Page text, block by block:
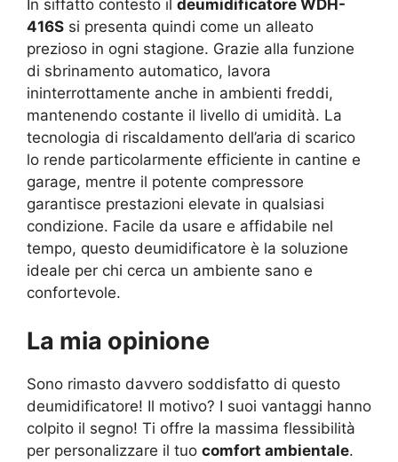
In siffatto contesto il deumidificatore WDH-
416S si presenta quindi come un alleato
prezioso in ogni stagione. Grazie alla funzione
di sbrinamento automatico, lavora
ininterrottamente anche in ambienti freddi,
mantenendo costante il livello di umidità. La
tecnologia di riscaldamento dell’aria di scarico
lo rende particolarmente efficiente in cantine e
garage, mentre il potente compressore
garantisce prestazioni elevate in qualsiasi
condizione. Facile da usare e affidabile nel
tempo, questo deumidificatore è la soluzione
ideale per chi cerca un ambiente sano e
confortevole.
La mia opinione
Sono rimasto davvero soddisfatto di questo
deumidificatore! Il motivo? I suoi vantaggi hanno
colpito il segno! Ti offre la massima flessibilità
per personalizzare il tuo comfort ambientale.